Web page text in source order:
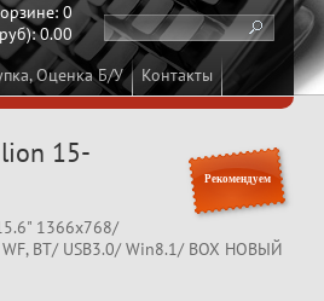
Оценка Б/У Контакты
0
0.00
Рекомендуем
15-
1366x768/
BT/ USB3.0/ Win8.1/ BOX НОВЫЙ